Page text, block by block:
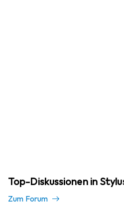
Top-Diskussionen in
Zum Forum